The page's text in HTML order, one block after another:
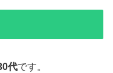
代です。